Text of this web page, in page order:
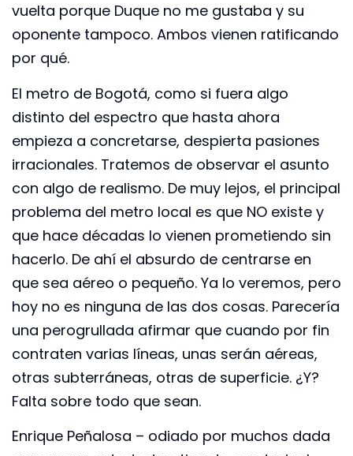
vuelta porque Duque no me gustaba y su
oponente tampoco. Ambos vienen ratificando
por qué.
El metro de Bogotá, como si fuera algo
distinto del espectro que hasta ahora
empieza a concretarse, despierta pasiones
irracionales. Tratemos de observar el asunto
con algo de realismo. De muy lejos, el principal
problema del metro local es que NO existe y
que hace décadas lo vienen prometiendo sin
hacerlo. De ahí el absurdo de centrarse en
que sea aéreo o pequeño. Ya lo veremos, pero
hoy no es ninguna de las dos cosas. Parecería
una perogrullada afirmar que cuando por fin
contraten varias líneas, unas serán aéreas,
otras subterráneas, otras de superficie. ¿Y?
Falta sobre todo que sean.
Enrique Peñalosa – odiado por muchos dada